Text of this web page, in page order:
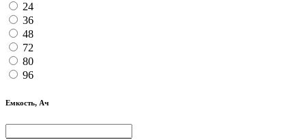
24
36
48
72
80
96
Емкость, Ач